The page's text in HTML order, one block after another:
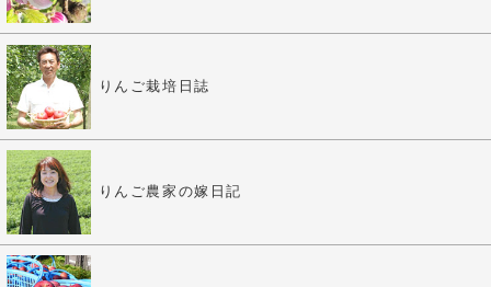
りんご栽培日誌
りんご農家の嫁日記